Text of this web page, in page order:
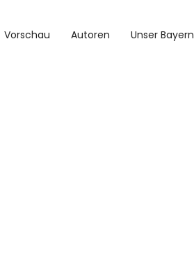
Vorschau Autoren Unser Bayern